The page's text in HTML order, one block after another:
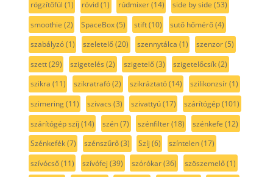
rögzítőfül (1) rövid(1) rúdmixer(14) side by side (53)
smoothie (2) SpaceBox(5) stift(10) sutő hőmérő(4)
szabályzó(1) szeletelő(20) szennytálca (1) szenzor(5)
szett(29) szigetelés (2) szigetelő(3) szigetelőcsík(2)
szikra (11) szikratrafó(2) szikráztató(14) szilikonzsír(1)
szimering(11) szivacs (3) szivattyú(17) szárítógép(101)
szárítógép szíj (14) szén(7) szénfilter(18) szénkefe (12)
Szénkefék(7) szénszűrő(3) Szíj (6) színtelen(17)
szívócső(11) szívófej (39) szórókar(36) szöszemelő(1)